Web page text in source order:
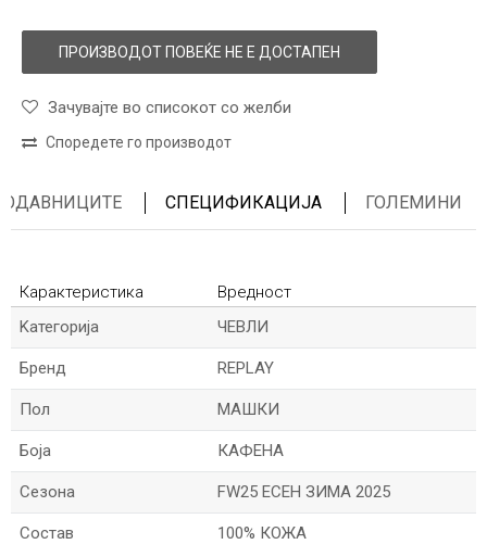
ПРОИЗВОДОТ ПОВЕЌЕ НЕ Е ДОСТАПЕН
Зачувајте во списокот со желби
Споредете го производот
СПЕЦИФИКАЦИЈА ГОЛЕМИНИ
Карактеристика
Вредност
Kатегорија
ЧЕВЛИ
Бренд REPLAY
Пол МАШКИ
Боја КАФЕНА
Сезона FW25 ЕСЕН ЗИМА 2025
Состав 100% КОЖА